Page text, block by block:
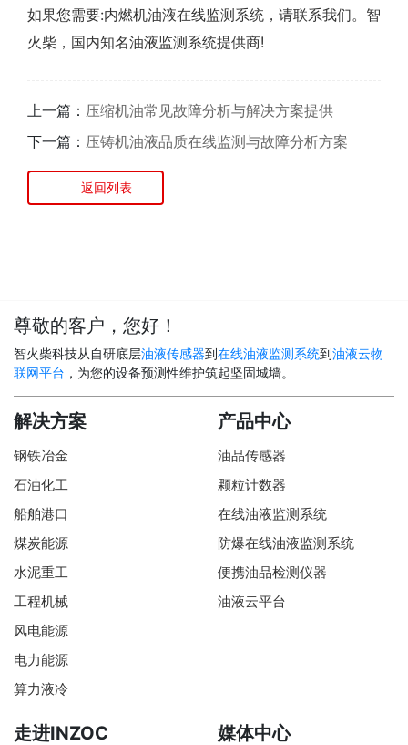
如果您需要:内燃机油液在线监测系统，请联系我们。智
火柴，国内知名油液监测系统提供商!
上一篇： 压缩机油常见故障分析与解决方案提供
下一篇： 压铸机油液品质在线监测与故障分析方案
返回列表
尊敬的客户，您好！
智火柴科技从自研底层油液传感器到在线油液监测系统到油液云物
联网平台 ，为您的设备预测性维护筑起坚固城墙。
解决方案
钢铁冶金
石油化工
船舶港口
煤炭能源
水泥重工
工程机械
风电能源
电力能源
算力液冷
产品中心
油品传感器
颗粒计数器
在线油液监测系统
防爆在线油液监测系统
便携油品检测仪器
油液云平台
走进INZOC 媒体中心